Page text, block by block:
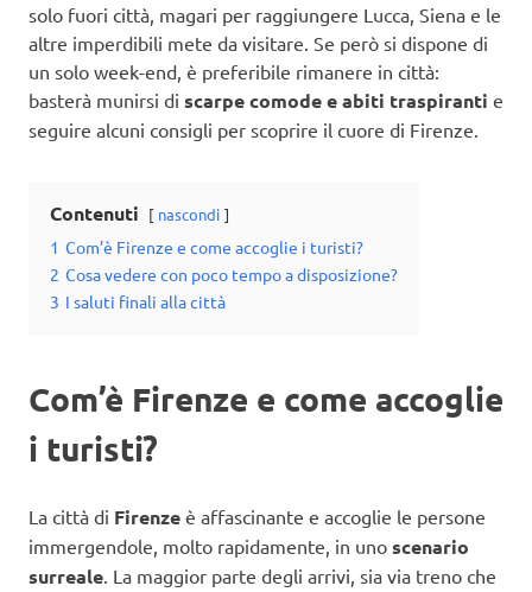
solo fuori città, magari per raggiungere Lucca, Siena e le
altre imperdibili mete da visitare. Se però si dispone di
un solo week-end, è preferibile rimanere in città:
basterà munirsi di scarpe comode e abiti traspiranti e
seguire alcuni consigli per scoprire il cuore di Firenze.
Contenuti nascondi
1 Com’è Firenze e come accoglie i turisti?
2 Cosa vedere con poco tempo a disposizione?
3 I saluti finali alla città
Com’è Firenze e come accoglie
i turisti?
La città di Firenze è affascinante e accoglie le persone
immergendole, molto rapidamente, in uno scenario
surreale. La maggior parte degli arrivi, sia via treno che